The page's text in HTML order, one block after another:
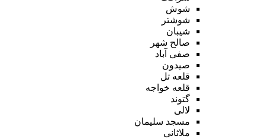
شوش
شوشتر
شیبان
صالح شهر
صفی آباد
صیدون
قلعه تل
قلعه خواجه
گتوند
لالی
مسجد سلیمان
ملاثانی